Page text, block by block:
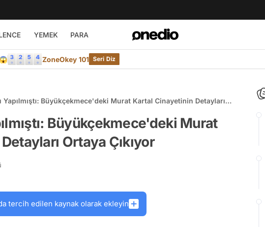
YEMEK PARA
ZoneOkey 101 Seri Diz
Yapılmıştı: Büyükçekmece'deki Murat Kartal Cinayetinin Detayları
Büyükçekmece'deki Murat
Ortaya Çıkıyor
tercih edilen kaynak olarak ekleyin